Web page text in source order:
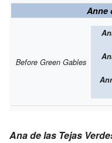
Anne
Before Green Gables
Ana de las Tejas